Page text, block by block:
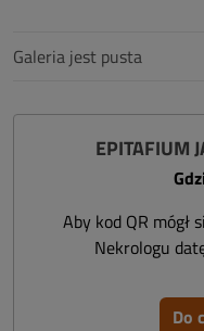
Galeria jest pusta
EPITAFIUM
Aby kod QR mógł
Nekrologu
Do